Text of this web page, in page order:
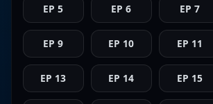
EP 5 EP 6 EP 7
EP 9 EP 10 EP 11
EP 13 EP 14 EP 15